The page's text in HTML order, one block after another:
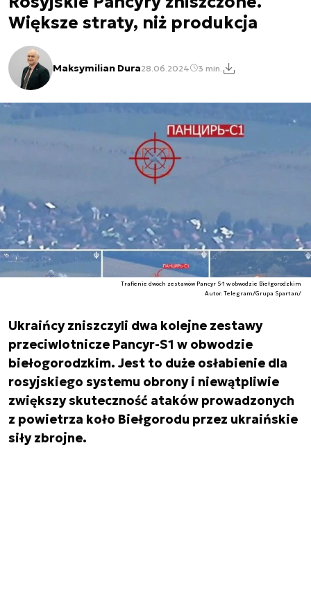
Większe straty, niż produkcja
Maksymilian Dura28.06.2024 3 min.
Trafienie dwóch zestawów Pancyr S-1 w obwodzie Biełgorodzkim
Autor. Telegram/Grupa Spartan/
Ukraińcy zniszczyli dwa kolejne zestawy
przeciwlotnicze Pancyr-S1 w obwodzie
biełogorodzkim. Jest to duże osłabienie dla
rosyjskiego systemu obrony i niewątpliwie
zwiększy skuteczność ataków prowadzonych
z powietrza koło Biełgorodu przez ukraińskie
siły zbrojne.